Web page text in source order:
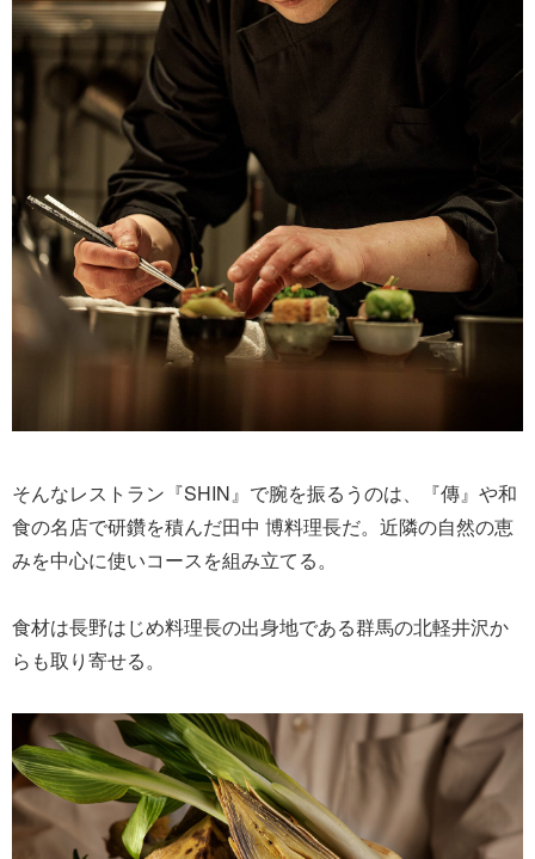
そんなレストラン『SHIN』で腕を振るうのは、『傳』や和
食の名店で研鑽を積んだ田中 博料理長だ。近隣の自然の恵
みを中心に使いコースを組み立てる。
食材は長野はじめ料理長の出身地である群馬の北軽井沢か
らも取り寄せる。